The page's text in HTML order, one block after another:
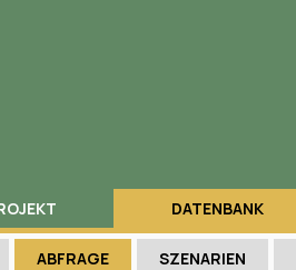
DATENBANK
ABFRAGE SZENARIEN